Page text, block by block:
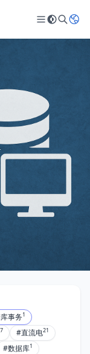
事务1
7 #直流电21
#数据库1